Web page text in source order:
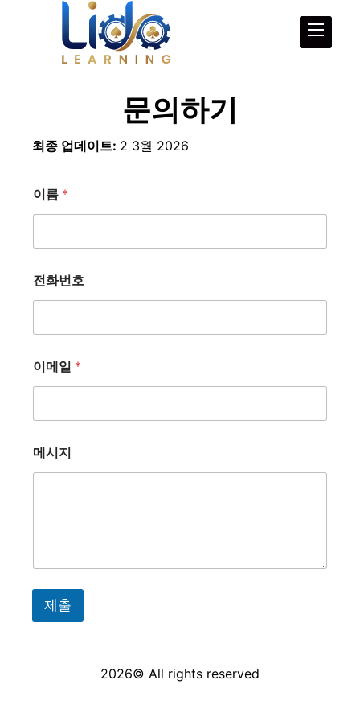
문의하기
최종 업데이트: 2 3월 2026
이름 *
름
메
지
전화번호
이메일 *
메시지
제출
2026© All rights reserved